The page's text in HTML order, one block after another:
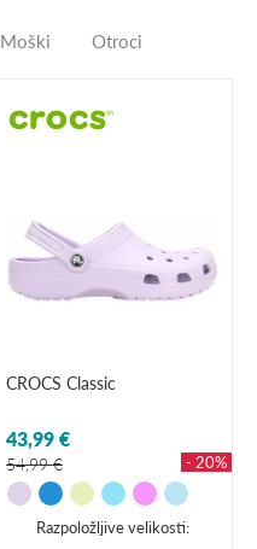
Moški Otroci
CROCS Classic
43,99 €
54,99 € - 20%
Razpoložljive velikosti: